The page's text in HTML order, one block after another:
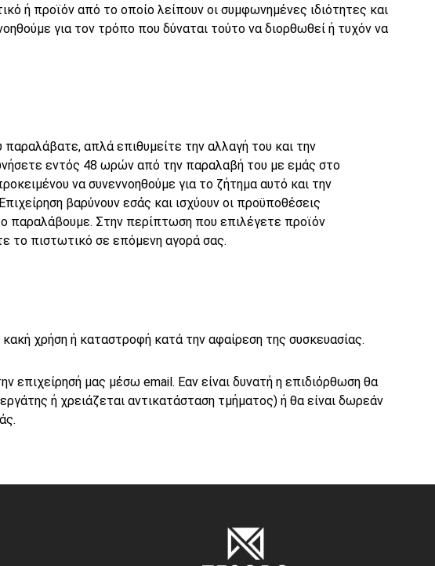
ή προϊόν από το οποίο λείπουν οι συμφωνημένες ιδιότητες και
για τον τρόπο που δύναται τούτο να διορθωθεί ή τυχόν να
απλά επιθυμείτε την αλλαγή του και την
εντός 48 ωρών από την παραλαβή του με εμάς στο
να συνεννοηθούμε για το ζήτημα αυτό και την
βαρύνουν εσάς και ισχύουν οι προϋποθέσεις
Στην περίπτωση που επιλέγετε προϊόν
το πιστωτικό σε επόμενη αγορά σας.
κακή χρήση ή καταστροφή κατά την αφαίρεση της συσκευασίας.
επιχείρησή μας μέσω email. Εαν είναι δυνατή η επιδιόρθωση θα
ή χρειάζεται αντικατάσταση τμήματος) ή θα είναι δωρεάν